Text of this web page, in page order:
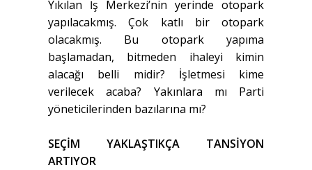
Yıkılan İş Merkezi’nin yerinde otopark
yapılacakmış. Çok katlı bir otopark
olacakmış. Bu otopark yapıma
başlamadan, bitmeden ihaleyi kimin
alacağı belli midir? İşletmesi kime
verilecek acaba? Yakınlara mı Parti
yöneticilerinden bazılarına mı?
SEÇİM YAKLAŞTIKÇA TANSİYON
ARTIYOR